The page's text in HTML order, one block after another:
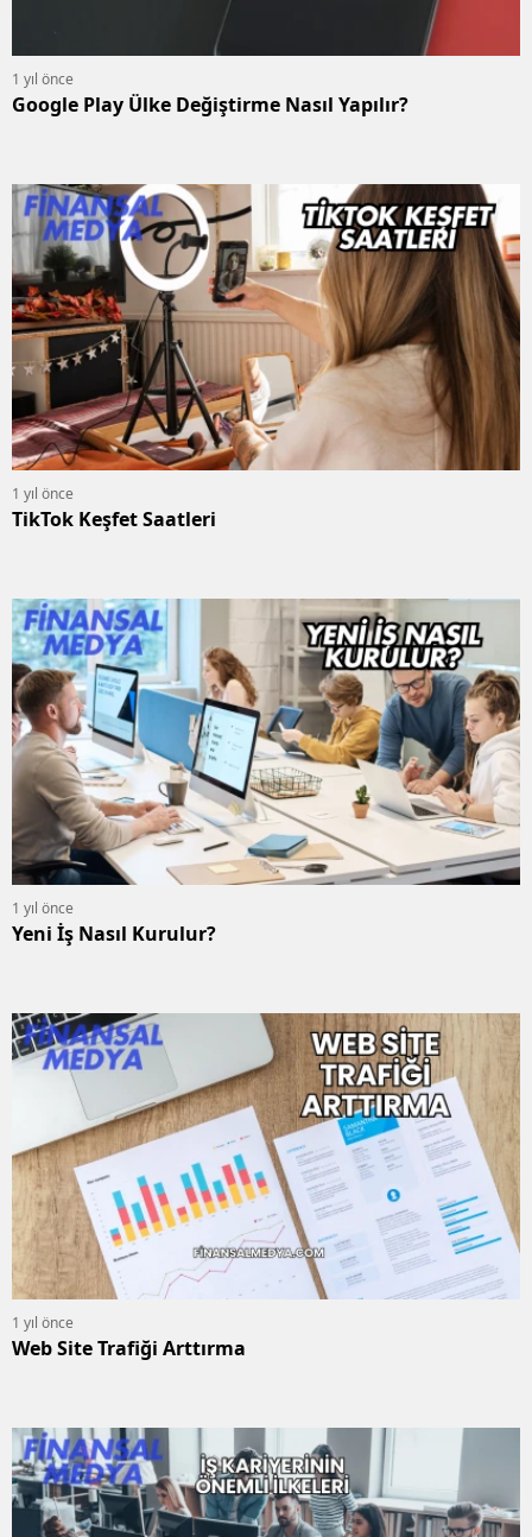
1 yıl önce
Google Play Ülke Değiştirme Nasıl Yapılır?
1 yıl önce
TikTok Keşfet Saatleri
1 yıl önce
Yeni İş Nasıl Kurulur?
1 yıl önce
Web Site Trafiği Arttırma